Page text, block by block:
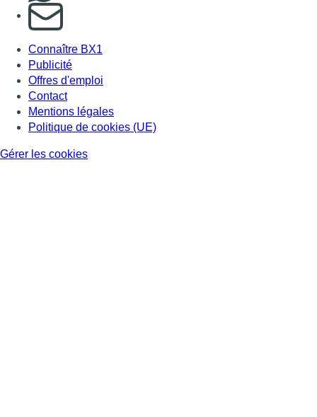
S'abonner à notre newsletter
Connaître BX1
Publicité
Offres d'emploi
Contact
Mentions légales
Politique de cookies (UE)
Gérer les cookies